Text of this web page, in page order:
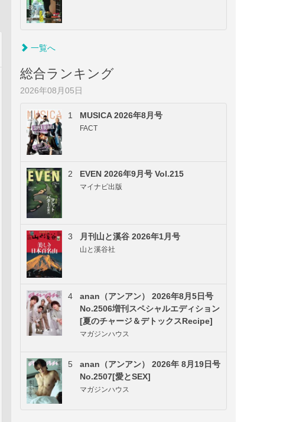
一覧へ
総合ランキング
2026年08月05日
1 MUSICA 2026年8月号
FACT
2 EVEN 2026年9月号 Vol.215
マイナビ出版
3 月刊山と溪谷 2026年1月号
山と溪谷社
4
anan（アンアン） 2026年8月5日号
No.2506増刊スペシャルエディション
[夏のチャージ＆デトックスRecipe]
マガジンハウス
5
anan（アンアン） 2026年 8月19日号
No.2507[愛とSEX]
マガジンハウス